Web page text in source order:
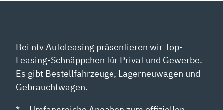
Bei ntv Autoleasing präsentieren wir Top-
Leasing-Schnäppchen für Privat und Gewerbe.
Es gibt Bestellfahrzeuge, Lagerneuwagen und
Gebrauchtwagen.